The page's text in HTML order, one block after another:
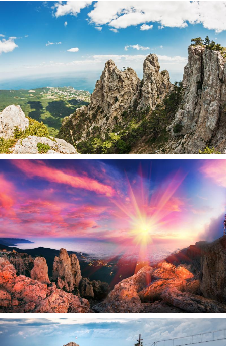
Прав был Владимир Высоцкий, когда сказал: «Лучше
гор могут быть только горы, на которых ещё не
бывал». Поднимитесь на вершину, чтобы убедиться
в этом, и почувствуйте мир у себя под ногами.
Мы приготовили для вас самые впечатляющие
фотографии горы Ай-Петри. Покорите её,
насладитесь этим моментом и будете сами
покорены величественной красотой.